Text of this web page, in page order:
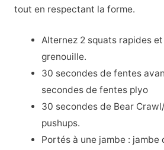
tout en respectant la forme.
Alternez 2 squats rapides
grenouille.
30 secondes de fentes
secondes de fentes plyo
30 secondes de Bear
pushups.
Portés à une jambe : jambe